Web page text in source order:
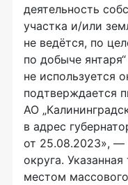
деятельность
участка и/или
не ведётся, по
по добыче
не используется
подтверждается
АО
в адрес
от 25.08.2023», —
округа.
местом